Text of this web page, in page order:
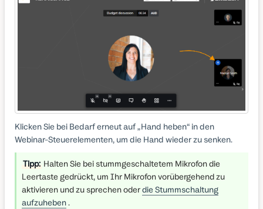
Klicken Sie bei Bedarf erneut auf „Hand heben“ in den
Webinar-Steuerelementen, um die Hand wieder zu senken.
Tipp: Halten Sie bei stummgeschaltetem Mikrofon die
Leertaste gedrückt, um Ihr Mikrofon vorübergehend zu
aktivieren und zu sprechen oderdie Stummschaltung
aufzuheben.